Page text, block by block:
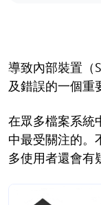
導致內部裝置（
及錯誤的一個重
在眾多檔案系統
中最受關注的。
多使用者還會有